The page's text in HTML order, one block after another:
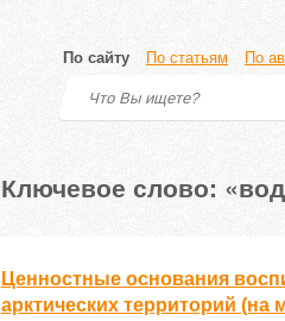
По сайту По статьям По
Ключевое слово:
Ценностные основания
арктических территорий (на